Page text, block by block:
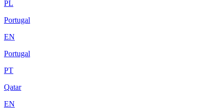
PL
Portugal
EN
Portugal
PT
Qatar
EN